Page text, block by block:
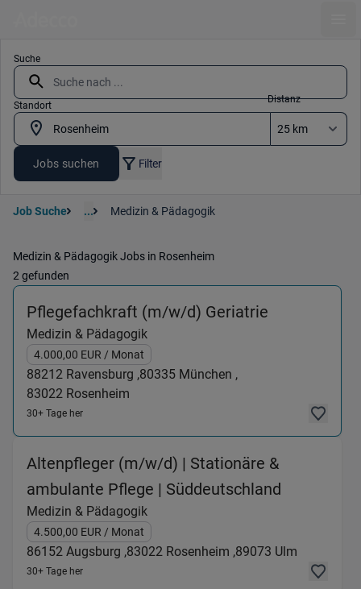
Suche
Standort
Distanz
Jobs suchen Filter
Job Suche ... Medizin & Pädagogik
Medizin & Pädagogik Jobs in Rosenheim
2 gefunden
Pflegefachkraft (m/w/d) Geriatrie
Medizin & Pädagogik
4.000,00 EUR / Monat
88212 Ravensburg ,80335 München ,
83022 Rosenheim
30+ Tage her
Altenpfleger (m/w/d) | Stationäre &
ambulante Pflege | Süddeutschland
Medizin & Pädagogik
4.500,00 EUR / Monat
86152 Augsburg ,83022 Rosenheim ,89073 Ulm
30+ Tage her